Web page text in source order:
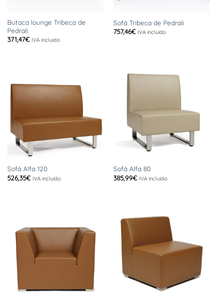
Butaca lounge Tribeca de
Pedrali
371,47€ IVA incluido
Sofá Tribeca de Pedrali
757,46€ IVA incluido
Sofá Alfa 120
526,35€ IVA incluido
Sofá Alfa 80
385,99€ IVA incluido